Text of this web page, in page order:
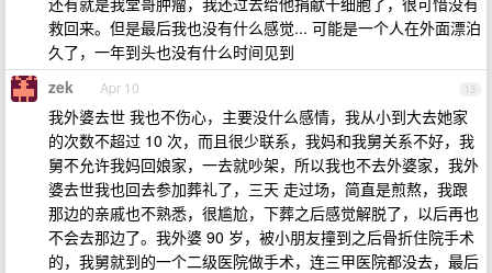
救回来。但是最后我也没有什么感觉... 可能是一个人在外面漂泊
久了，一年到头也没有什么时间见到
13
zek Apr 10
我外婆去世 我也不伤心，主要没什么感情，我从小到大去她家
的次数不超过 10 次，而且很少联系，我妈和我舅关系不好，我
舅不允许我妈回娘家，一去就吵架，所以我也不去外婆家，我外
婆去世我也回去参加葬礼了，三天 走过场，简直是煎熬，我跟
那边的亲戚也不熟悉，很尴尬，下葬之后感觉解脱了，以后再也
不会去那边了。我外婆 90 岁，被小朋友撞到之后骨折住院手术
的，我舅就到的一个二级医院做手术，连三甲医院都没去，最后